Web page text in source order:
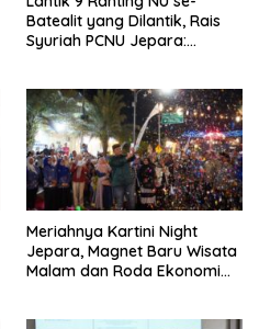
Batealit yang Dilantik, Rais
Syuriah PCNU Jepara:
Meriahnya Kartini Night
Jepara, Magnet Baru Wisata
Malam dan Roda Ekonomi